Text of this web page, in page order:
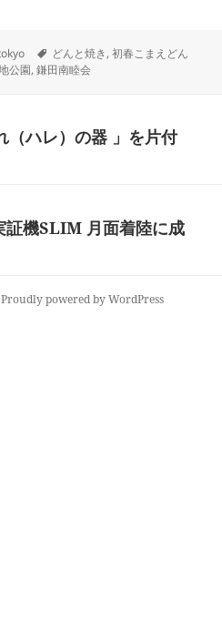
タ
グ
どんと焼き,初春こまえどん
公園,鎌田南睦会
（ハレ）の器 」を片付
機SLIM 月面着陸に成
Proudly powered by WordPress